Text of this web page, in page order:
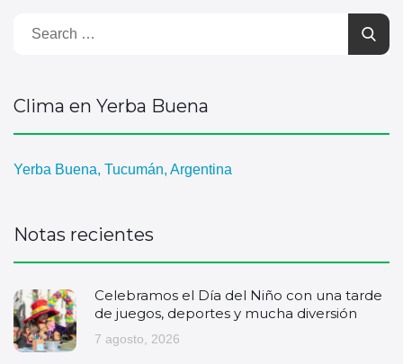
Clima en Yerba Buena
Yerba Buena, Tucumán, Argentina
Notas recientes
Celebramos el Día del Niño con una tarde
de juegos, deportes y mucha diversión
7 agosto, 2026